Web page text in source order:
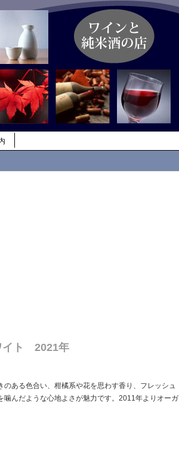
イト 2021年
ある色合い、柑橘系や花を思わす香り、フレッシュ
んだような心地よさが魅力です。2011年よりオーガ